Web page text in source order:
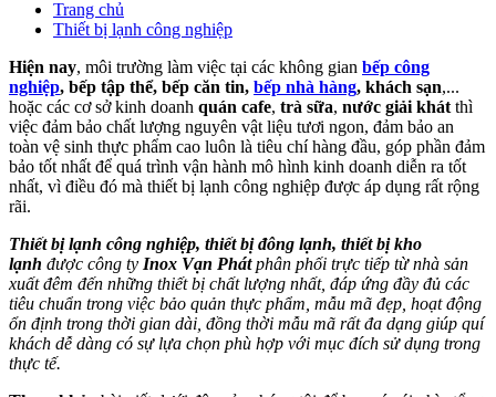
Trang chủ
Thiết bị lạnh công nghiệp
Hiện nay, môi trường làm việc tại các không gian bếp công
nghiệp, bếp tập thể, bếp căn tin, bếp nhà hàng, khách sạn,...
hoặc các cơ sở kinh doanh quán cafe, trà sữa, nước giải khátthì
việc đảm bảo chất lượng nguyên vật liệu tươi ngon, đảm bảo an
toàn vệ sinh thực phẩm cao luôn là tiêu chí hàng đầu, góp phần đảm
bảo tốt nhất để quá trình vận hành mô hình kinh doanh diễn ra tốt
nhất, vì điều đó mà thiết bị lạnh công nghiệp được áp dụng rất rộng
rãi.
Thiết bị lạnh công nghiệp, thiết bị đông lạnh, thiết bị kho
lạnh được công ty Inox Vạn Phátphân phối trực tiếp từ nhà sản
xuất đêm đến những thiết bị chất lượng nhất, đáp ứng đầy đủ các
tiêu chuẩn trong việc bảo quản thực phẩm, mẫu mã đẹp, hoạt động
ổn định trong thời gian dài, đồng thời mẫu mã rất đa dạng giúp quí
khách dễ dàng có sự lựa chọn phù hợp với mục đích sử dụng trong
thực tế.